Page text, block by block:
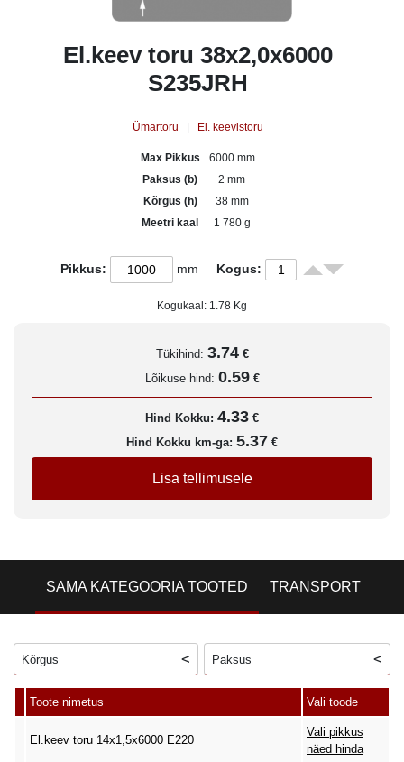
El.keev toru 38x2,0x6000
S235JRH
Ümartoru El. keevistoru
Max Pikkus
6000 mm
Paksus (b)
2 mm
Kõrgus (h)
38 mm
Meetri kaal
1 780 g
Pikkus: mm Kogus:
Kogukaal: 1.78 Kg
Tükihind: 3.74 €
Lõikuse hind: 0.59 €
Hind Kokku: 4.33 €
Hind Kokku km-ga: 5.37 €
Lisa tellimusele
SAMA KATEGOORIA TOOTED TRANSPORT
Kõrgus Paksus
Toote nimetus Vali toode
El.keev toru 14x1,5x6000 E220
Vali pikkus
näed hinda